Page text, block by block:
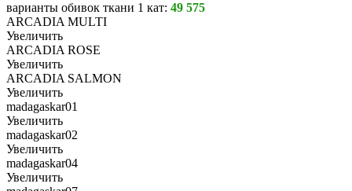
варианты обивок ткани 1 кат: 49 575
ARCADIA MULTI
Увеличить
ARCADIA ROSE
Увеличить
ARCADIA SALMON
Увеличить
madagaskar01
Увеличить
madagaskar02
Увеличить
madagaskar04
Увеличить